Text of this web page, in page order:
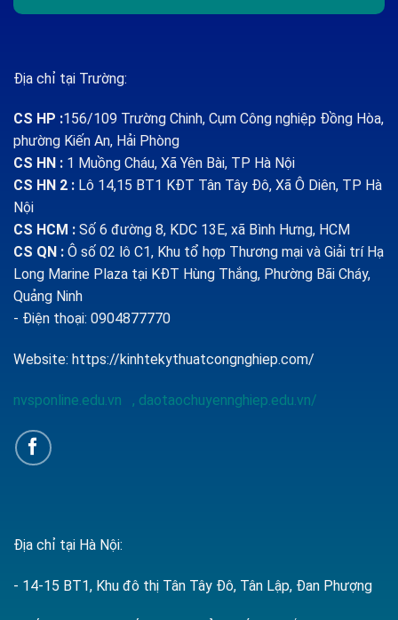
Địa chỉ tại Trường:
CS HP :156/109 Trường Chinh, Cụm Công nghiệp Đồng Hòa,
phường Kiến An, Hải Phòng
CS HN : 1 Muồng Cháu, Xã Yên Bài, TP Hà Nội
CS HN 2 : Lô 14,15 BT1 KĐT Tân Tây Đô, Xã Ô Diên, TP Hà
Nội
CS HCM : Số 6 đường 8, KDC 13E, xã Bình Hưng, HCM
CS QN : Ô số 02 lô C1, Khu tổ hợp Thương mại và Giải trí Hạ
Long Marine Plaza tại KĐT Hùng Thắng, Phường Bãi Cháy,
Quảng Ninh
- Điện thoại: 0904877770
Website: https://kinhtekythuatcongnghiep.com/
nvsponline.edu.vn , daotaochuyennghiep.edu.vn/
Địa chỉ tại Hà Nội:
- 14-15 BT1, Khu đô thị Tân Tây Đô, Tân Lập, Đan Phượng